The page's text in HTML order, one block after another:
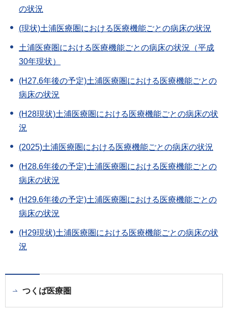
の状況
(現状)土浦医療圏における医療機能ごとの病床の状況
土浦医療圏における医療機能ごとの病床の状況（平成
30年現状）
(H27.6年後の予定)土浦医療圏における医療機能ごとの
病床の状況
(H28現状)土浦医療圏における医療機能ごとの病床の状
況
(2025)土浦医療圏における医療機能ごとの病床の状況
(H28.6年後の予定)土浦医療圏における医療機能ごとの
病床の状況
(H29.6年後の予定)土浦医療圏における医療機能ごとの
病床の状況
(H29現状)土浦医療圏における医療機能ごとの病床の状
況
つくば医療圏